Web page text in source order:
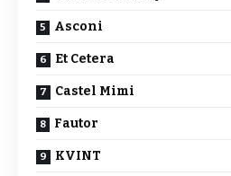
Asconi
Et Cetera
Castel Mimi
Fautor
KVINT